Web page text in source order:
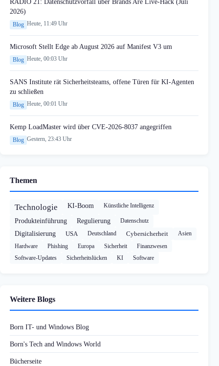
RADIO 21: Datenschutzvorfall über Brands Are Live-Hack (Juli
2026)
Blog Heute, 11:49 Uhr
Microsoft Stellt Edge ab August 2026 auf Manifest V3 um
Blog Heute, 00:03 Uhr
SANS Institute rät Sicherheitsteams, offene Türen für KI-Agenten
zu schließen
Blog Heute, 00:01 Uhr
Kemp LoadMaster wird über CVE-2026-8037 angegriffen
Blog Gestern, 23:43 Uhr
Themen
Technologie KI-Boom Künstliche Intelligenz
Produkteinführung Regulierung Datenschutz
Digitalisierung USA Deutschland Cybersicherheit
Asien
Hardware
Phishing Europa Sicherheit
Finanzwesen
Software-Updates
Sicherheitslücken KI Software
Weitere Blogs
Born IT- und Windows Blog
Born's Tech and Windows World
Bücherseite